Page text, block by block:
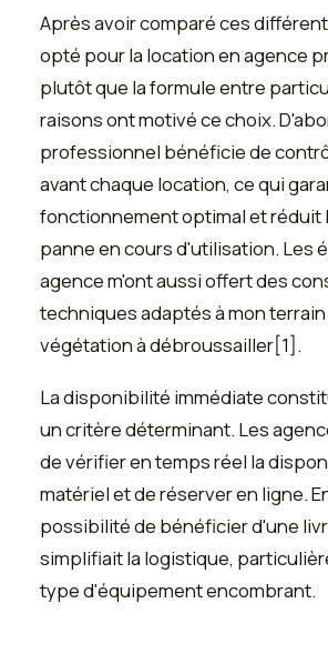
Après avoir comparé ces
opté pour la location en agence
plutôt que la formule entre
raisons ont motivé ce choix.
professionnel bénéficie de
avant chaque location, ce qui
fonctionnement optimal et réduit
panne en cours d'utilisation. Les
agence m'ont aussi offert des
techniques adaptés à mon
végétation à débroussailler[1].
La disponibilité immédiate
un critère déterminant. Les
de vérifier en temps réel la
matériel et de réserver en ligne.
possibilité de bénéficier d'une
simplifiait la logistique,
type d'équipement encombrant.